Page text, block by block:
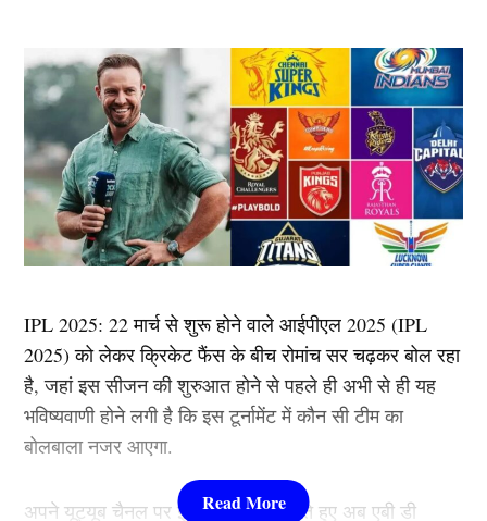
IPL 2025: 22 मार्च से शुरू होने वाले आईपीएल 2025 (IPL
2025) को लेकर क्रिकेट फैंस के बीच रोमांच सर चढ़कर बोल रहा
है, जहां इस सीजन की शुरुआत होने से पहले ही अभी से ही यह
भविष्यवाणी होने लगी है कि इस टूर्नामेंट में कौन सी टीम का
बोलबाला नजर आएगा.
अपने यूट्यूब चैनल पर इसे लेकर चर्चा करते हुए अब एबी डी